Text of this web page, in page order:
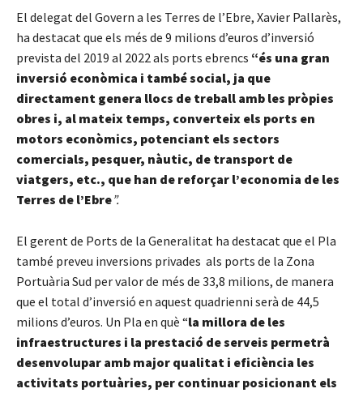
El delegat del Govern a les Terres de l’Ebre, Xavier Pallarès,
ha destacat que els més de 9 milions d’euros d’inversió
prevista del 2019 al 2022 als ports ebrencs “és una gran
inversió econòmica i també social, ja que
directament genera llocs de treball amb les pròpies
obres i, al mateix temps, converteix els ports en
motors econòmics, potenciant els sectors
comercials, pesquer, nàutic, de transport de
viatgers, etc., que han de reforçar l’economia de les
Terres de l’Ebre”.
El gerent de Ports de la Generalitat ha destacat que el Pla
també preveu inversions privades als ports de la Zona
Portuària Sud per valor de més de 33,8 milions, de manera
que el total d’inversió en aquest quadrienni serà de 44,5
milions d’euros. Un Pla en què “la millora de les
infraestructures i la prestació de serveis permetrà
desenvolupar amb major qualitat i eficiència les
activitats portuàries, per continuar posicionant els